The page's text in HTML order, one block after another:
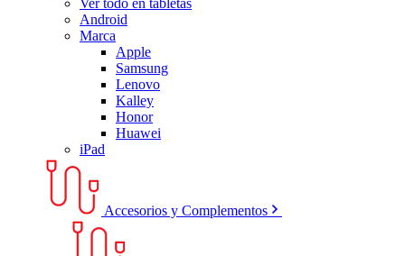
Android
Marca
Apple
Samsung
Lenovo
Kalley
Honor
Huawei
iPad
Accesorios y Complementos